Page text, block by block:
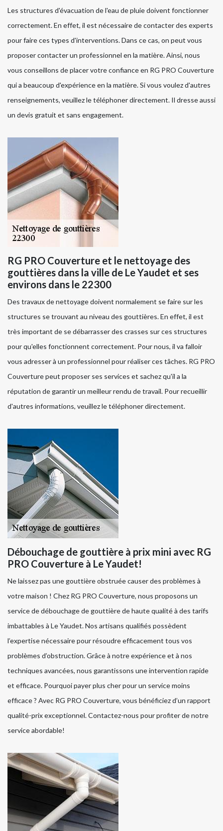
Les structures d'évacuation de l'eau de pluie doivent fonctionner
correctement. En effet, il est nécessaire de contacter des experts
pour faire ces types d'interventions. Dans ce cas, on peut vous
proposer contacter un professionnel en la matière. Ainsi, nous
vous conseillons de placer votre confiance en RG PRO Couverture
qui a beaucoup d'expérience en la matière. Si vous voulez d'autres
renseignements, veuillez le téléphoner directement. Il dresse aussi
un devis gratuit et sans engagement.
RG PRO Couverture et le nettoyage des
gouttières dans la ville de Le Yaudet et ses
environs dans le 22300
Des travaux de nettoyage doivent normalement se faire sur les
structures se trouvant au niveau des gouttières. En effet, il est
très important de se débarrasser des crasses sur ces structures
pour qu'elles fonctionnent correctement. Pour nous, il va falloir
vous adresser à un professionnel pour réaliser ces tâches. RG PRO
Couverture peut proposer ses services et sachez qu'il a la
réputation de garantir un meilleur rendu de travail. Pour recueillir
d'autres informations, veuillez le téléphoner directement.
Débouchage de gouttière à prix mini avec RG
PRO Couverture à Le Yaudet!
Ne laissez pas une gouttière obstruée causer des problèmes à
votre maison ! Chez RG PRO Couverture, nous proposons un
service de débouchage de gouttière de haute qualité à des tarifs
imbattables à Le Yaudet. Nos artisans qualifiés possèdent
l’expertise nécessaire pour résoudre efficacement tous vos
problèmes d’obstruction. Grâce à notre expérience et à nos
techniques avancées, nous garantissons une intervention rapide
et efficace. Pourquoi payer plus cher pour un service moins
efficace ? Avec RG PRO Couverture, vous bénéficiez d’un rapport
qualité-prix exceptionnel. Contactez-nous pour profiter de notre
service abordable!